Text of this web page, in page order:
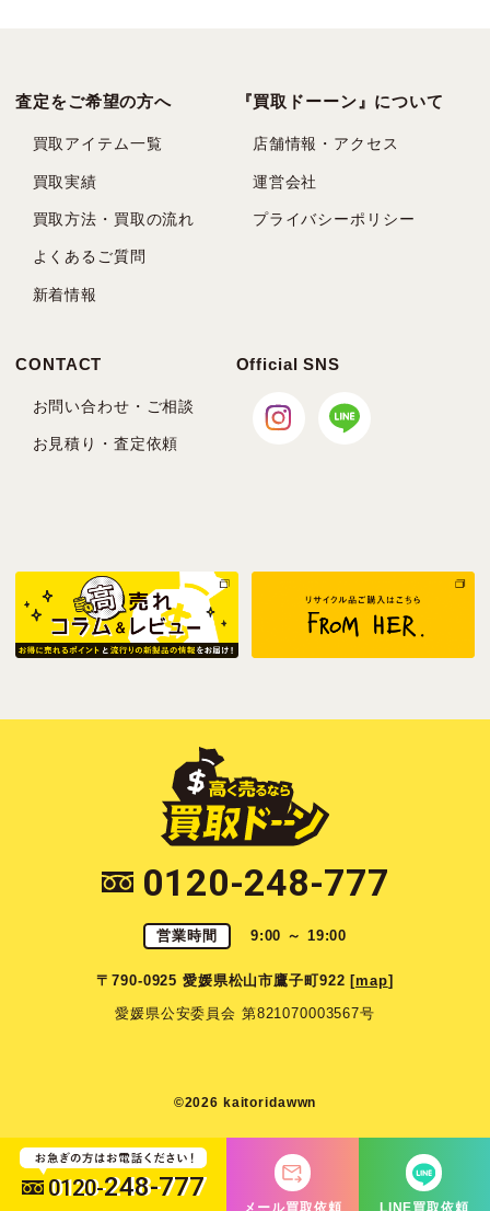
査定をご希望の方へ
買取アイテム一覧
買取実績
買取方法・買取の流れ
よくあるご質問
新着情報
『買取ドーーン』について
店舗情報・アクセス
運営会社
プライバシーポリシー
CONTACT
お問い合わせ・ご相談
お見積り・査定依頼
Official SNS
0120-248-777
営業時間 9:00 ～ 19:00
〒790-0925 愛媛県松山市鷹子町922 [map]
愛媛県公安委員会 第821070003567号
©2026 kaitoridawwn
0120-248-777
メール買取依頼 LINE買取依頼